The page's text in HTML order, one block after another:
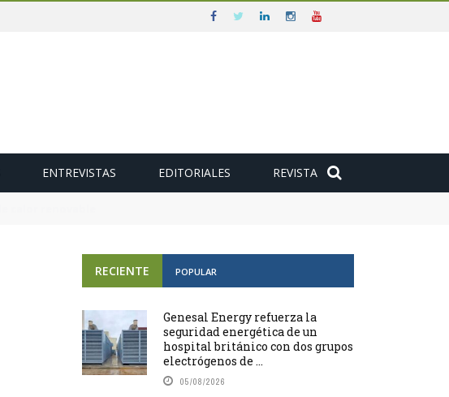
ENTREVISTAS EDITORIALES REVISTA
RECIENTE POPULAR
Genesal Energy refuerza la
seguridad energética de un
hospital británico con dos grupos
electrógenos de ...
05/08/2026